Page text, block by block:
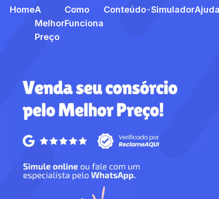
HomeA
Melhor
Preço
Como
Funciona
Conteúdo Simulador